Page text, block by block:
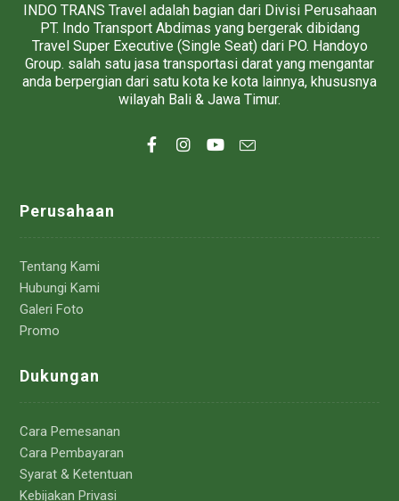
INDO TRANS Travel adalah bagian dari Divisi Perusahaan
PT. Indo Transport Abdimas yang bergerak dibidang
Travel Super Executive (Single Seat) dari PO. Handoyo
Group. salah satu jasa transportasi darat yang mengantar
anda berpergian dari satu kota ke kota lainnya, khususnya
wilayah Bali & Jawa Timur.
Perusahaan
Tentang Kami
Hubungi Kami
Galeri Foto
Promo
Dukungan
Cara Pemesanan
Cara Pembayaran
Syarat & Ketentuan
Kebijakan Privasi